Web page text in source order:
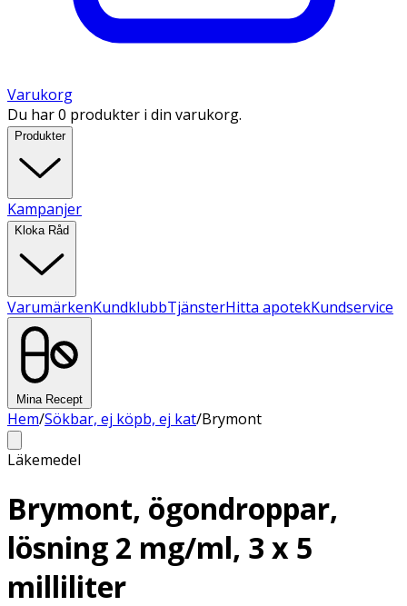
Varukorg
Du har 0 produkter i din varukorg.
Produkter
Kampanjer
Kloka Råd
VarumärkenKundklubbTjänsterHitta apotekKundservice
Mina Recept
Hem/Sökbar, ej köpb, ej kat/Brymont
Läkemedel
Brymont, ögondroppar,
lösning 2 mg/ml, 3 x 5
milliliter